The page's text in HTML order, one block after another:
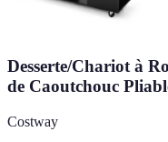
Desserte/Chariot à
de Caoutchouc
Costway